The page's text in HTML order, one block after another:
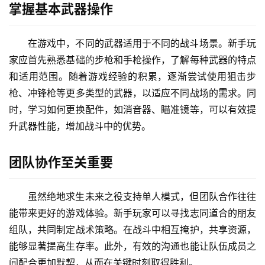
掌握基本武器操作
在游戏中，不同的武器适用于不同的战斗场景。新手玩
家应首先熟悉基础的步枪和手枪操作，了解每种武器的特点
和适用范围。随着游戏经验的积累，逐渐尝试使用狙击步
枪、冲锋枪等更多类型的武器，以适应不同战场的需求。同
时，学习如何更换配件，如消音器、瞄准镜等，可以有效提
升武器性能，增加战斗中的优势。
团队协作至关重要
虽然绝地求生未来之役支持单人模式，但团队合作往往
能带来更好的游戏体验。新手玩家可以寻找志同道合的朋友
组队，共同制定战术策略。在战斗中相互掩护，共享资源，
能够显著提高生存率。此外，有效的沟通也能让队伍成员之